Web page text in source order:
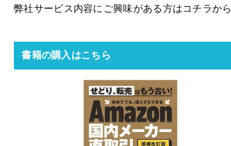
弊社サービス内容にご興味がある方はコチラから
書籍の購入はこちら